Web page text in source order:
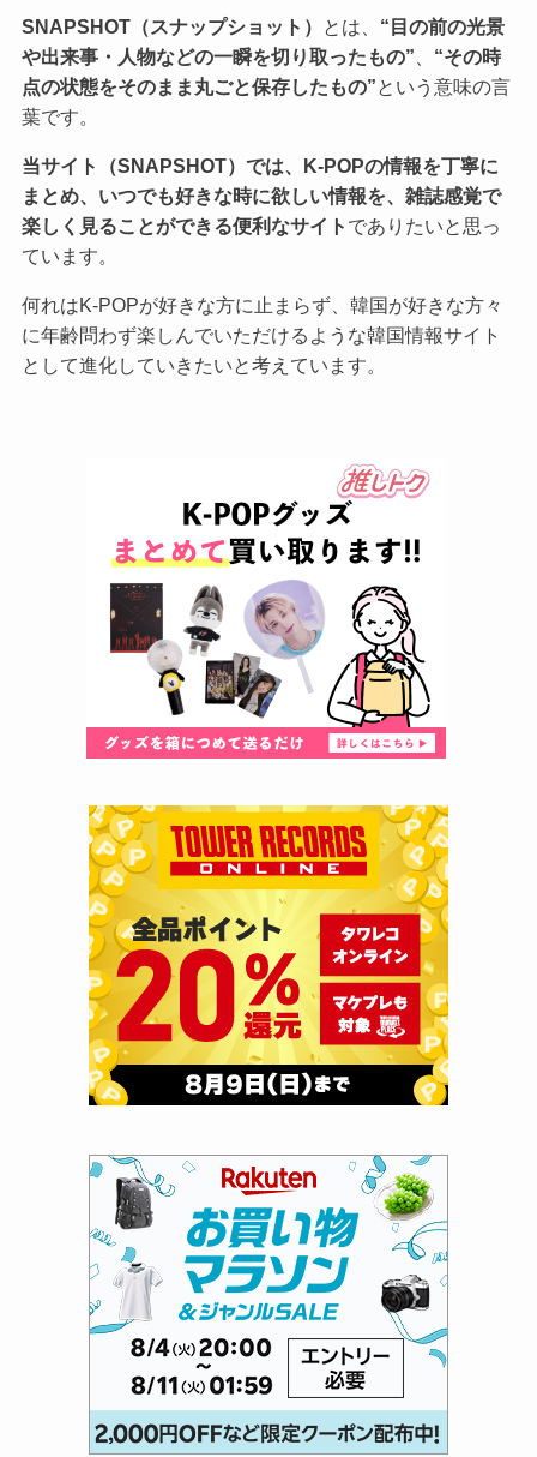
SNAPSHOT（スナップショット） とは、 “目の前の光景
や出来事・人物などの一瞬を切り取ったもの”
“その時
点の状態をそのまま丸ごと保存したもの”という意味の言
葉です。
当サイト（SNAPSHOT）では、K-POPの情報を丁寧に
まとめ、いつでも好きな時に欲しい情報を、雑誌感覚で
楽しく見ることができる便利なサイト でありたいと思っ
ています。
何れはK-POPが好きな方に止まらず、韓国が好きな方々
に年齢問わず楽しんでいただけるような韓国情報サイト
として進化していきたいと考えています。